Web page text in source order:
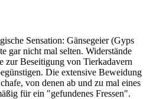
Sensation: Gänsegeier (Gyps
gar nicht mal selten. Widerstände
zur Beseitigung von Tierkadavern
Die extensive Beweidung
von denen ab und zu mal eines
für ein "gefundenes Fressen".